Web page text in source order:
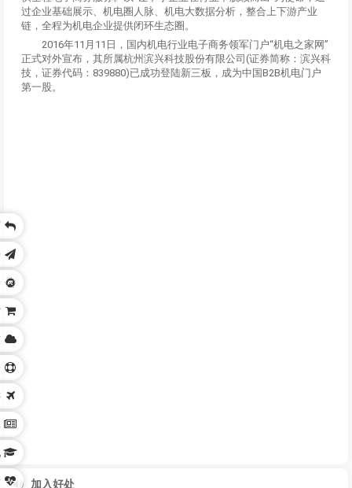
过企业基础展示、机电圈人脉、机电大数据分析，整合上下游产业
链，全程为机电企业提供闭环生态圈。
2016年11月11日，国内机电行业电子商务领军门户“机电之家网”
正式对外宣布，其所属杭州滨兴科技股份有限公司(证券简称：滨兴科
技，证券代码：839880)已成功登陆新三板，成为中国B2B机电门户
第一股。
加入好处